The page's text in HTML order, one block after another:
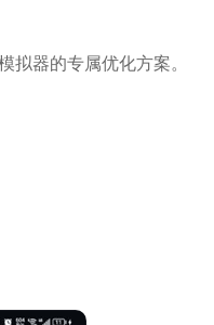
拟器的专属优化方案。